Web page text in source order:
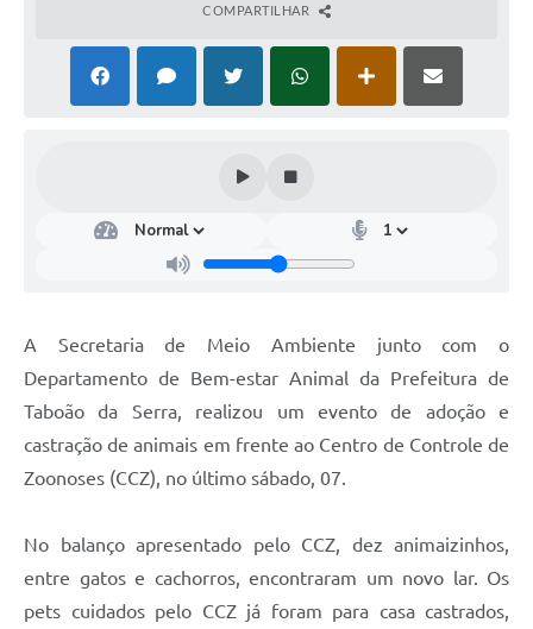
COMPARTILHAR
A Secretaria de Meio Ambiente junto com o
Departamento de Bem-estar Animal da Prefeitura de
Taboão da Serra, realizou um evento de adoção e
castração de animais em frente ao Centro de Controle de
Zoonoses (CCZ), no último sábado, 07.
No balanço apresentado pelo CCZ, dez animaizinhos,
entre gatos e cachorros, encontraram um novo lar. Os
pets cuidados pelo CCZ já foram para casa castrados,